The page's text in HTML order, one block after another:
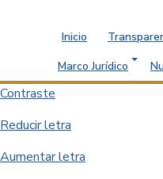
Inicio
Marco Jurídico
Contraste
Reducir letra
Aumentar letra